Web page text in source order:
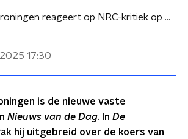
Van Groningen reageert op NRC-kritiek op Nieuws van de Dag: 'Een beetje flauw'
17:30
is de nieuwe vaste
Nieuws van de Dag. In De
hij uitgebreid over de koers van